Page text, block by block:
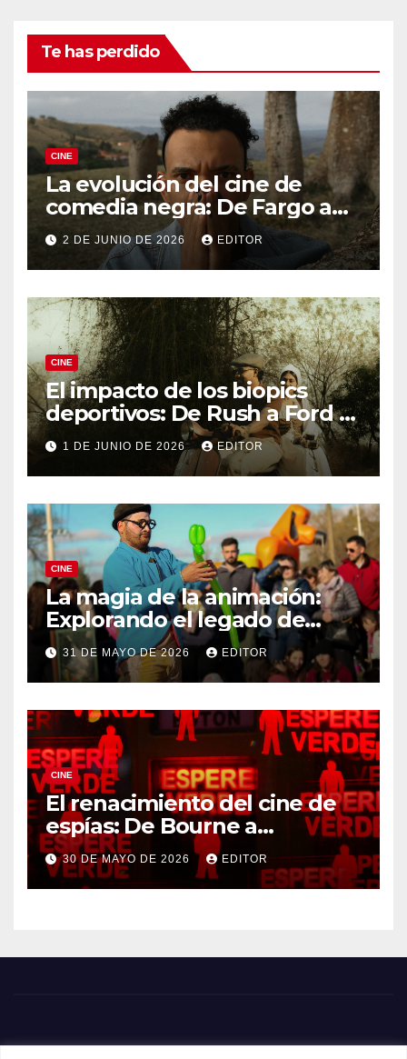
Te has perdido
CINE
La evolución del cine de
comedia negra: De Fargo a
Knives Out
2 DE JUNIO DE 2026 EDITOR
CINE
El impacto de los biopics
deportivos: De Rush a Ford v
Ferrari
1 DE JUNIO DE 2026 EDITOR
CINE
La magia de la animación:
Explorando el legado de
DreamWorks
31 DE MAYO DE 2026 EDITOR
CINE
El renacimiento del cine de
espías: De Bourne a
Treadstone
30 DE MAYO DE 2026 EDITOR